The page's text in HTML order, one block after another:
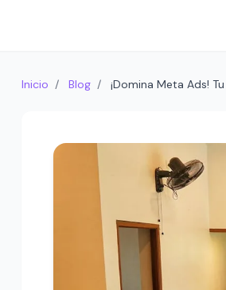
Inicio / Blog / ¡Domina Meta Ads!